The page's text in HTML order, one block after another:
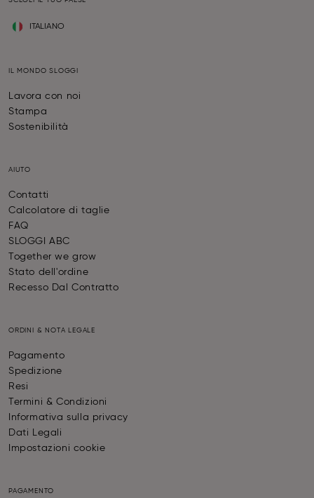
ITALIANO
IL MONDO SLOGGI
Lavora con noi
Stampa
Sostenibilità
AIUTO
Contatti
Calcolatore di taglie
FAQ
SLOGGI ABC
Together we grow
Stato dell'ordine
Recesso Dal Contratto
ORDINI & NOTA LEGALE
Pagamento
Spedizione
Resi
Termini & Condizioni
Informativa sulla privacy
Dati Legali
Impostazioni cookie
PAGAMENTO